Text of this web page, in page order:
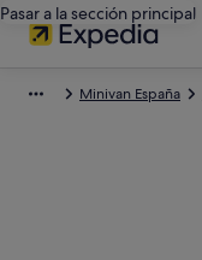
Pasar a la sección principal
Minivan España